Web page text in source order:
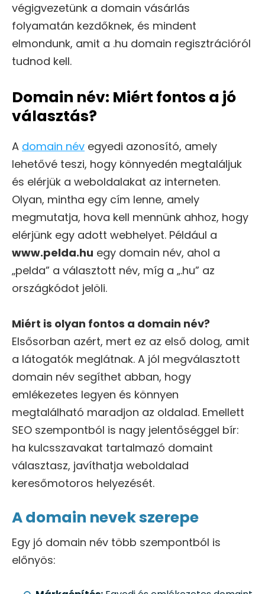
végigvezetünk a domain vásárlás
folyamatán kezdőknek, és mindent
elmondunk, amit a .hu domain regisztrációról
tudnod kell.
Domain név: Miért fontos a jó
választás?
A domain név egyedi azonosító, amely
lehetővé teszi, hogy könnyedén megtaláljuk
és elérjük a weboldalakat az interneten.
Olyan, mintha egy cím lenne, amely
megmutatja, hova kell mennünk ahhoz, hogy
elérjünk egy adott webhelyet. Például a
www.pelda.hu egy domain név, ahol a
„pelda” a választott név, míg a „.hu” az
országkódot jelöli.
Miért is olyan fontos a domain név?
Elsősorban azért, mert ez az első dolog, amit
a látogatók meglátnak. A jól megválasztott
domain név segíthet abban, hogy
emlékezetes legyen és könnyen
megtalálható maradjon az oldalad. Emellett
SEO szempontból is nagy jelentőséggel bír:
ha kulcsszavakat tartalmazó domaint
választasz, javíthatja weboldalad
keresőmotoros helyezését.
A domain nevek szerepe
Egy jó domain név több szempontból is
előnyös: